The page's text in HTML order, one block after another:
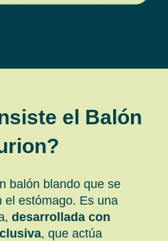
el Balón
balón blando que se
el estómago. Es una
desarrollada con
, que actúa